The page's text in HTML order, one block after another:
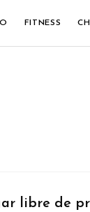
FITNESS
libre de